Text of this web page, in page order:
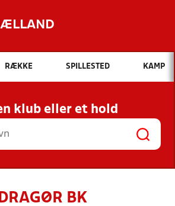
Hvad vil du søge efter?
INDHOLD OG NYHEDER
RESULTATER, KLUBBER OG
HOLD
RÆKKE SPILLESTED KAMP
klub eller et hold
DRAGØR BK